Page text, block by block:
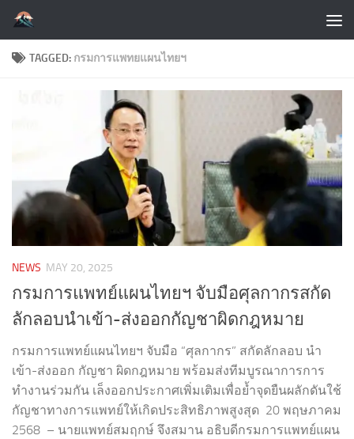
Skip to content
TAGGED: กรมการแพทยแผนไทยฯ
NEWS MAY 20, 2025
กรมการแพทย์แผนไทยฯ จับมือศุลกากรสกัด
ลักลอบนำเข้า-ส่งออกกัญชาผิดกฎหมาย
กรมการแพทย์แผนไทยฯ จับมือ “ศุลกากร” สกัดลักลอบ นำ
เข้า-ส่งออก กัญชา ผิดกฎหมาย พร้อมส่งทีมบูรณาการการ
ทำงานร่วมกัน เล็งออกประกาศเพิ่มเติมเพื่อย้ำจุดยืนผลักดันใช้
กัญชาทางการแพทย์ให้เกิดประสิทธิภาพสูงสุด 20 พฤษภาคม
2568 – นายแพทย์สมฤกษ์ จึงสมาน อธิบดีกรมการแพทย์แผน